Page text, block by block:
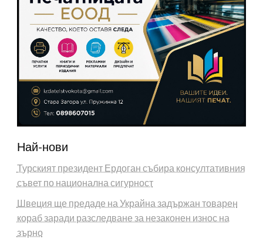
Най-нови
Турският президент Ердоган събира консултативния
съвет по национална сигурност
Швеция ще предаде на Украйна задържан товарен
кораб заради разследване за незаконен износ на
зърно